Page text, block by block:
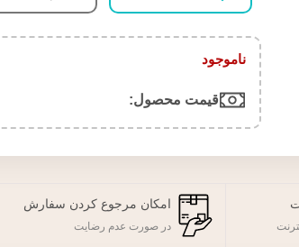
ناموجود
قیمت محصول:​
امکان مرجوع کردن سفارش
در صورت عدم رضایت